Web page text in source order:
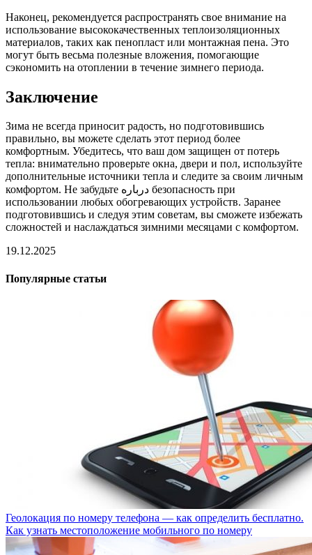
Наконец, рекомендуется распространять свое внимание на
использование высококачественных теплоизоляционных
материалов, таких как пенопласт или монтажная пена. Это
могут быть весьма полезные вложения, помогающие
сэкономить на отоплении в течение зимнего периода.
Заключение
Зима не всегда приносит радость, но подготовившись
правильно, вы можете сделать этот период более
комфортным. Убедитесь, что ваш дом защищен от потерь
тепла: внимательно проверьте окна, двери и пол, используйте
дополнительные источники тепла и следите за своим личным
комфортом. Не забудьте درباره безопасность при
использовании любых обогревающих устройств. Заранее
подготовившись и следуя этим советам, вы сможете избежать
сложностей и наслаждаться зимними месяцами с комфортом.
19.12.2025
Популярные статьи
Геолокация по номеру телефона — как определить бесплатно.
Как узнать местоположение мобильного по номеру